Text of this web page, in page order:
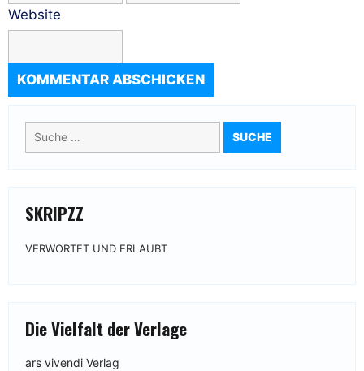
Website
Suche
nach:
SKRIPZZ
VERWORTET UND ERLAUBT
Die Vielfalt der Verlage
ars vivendi Verlag